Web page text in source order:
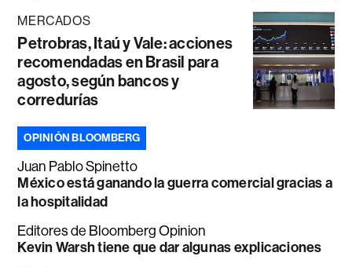
MERCADOS
Petrobras, Itaú y Vale: acciones
recomendadas en Brasil para
agosto, según bancos y
corredurías
OPINIÓN BLOOMBERG
Juan Pablo Spinetto
México está ganando la guerra comercial gracias a
la hospitalidad
Editores de Bloomberg Opinion
Kevin Warsh tiene que dar algunas explicaciones